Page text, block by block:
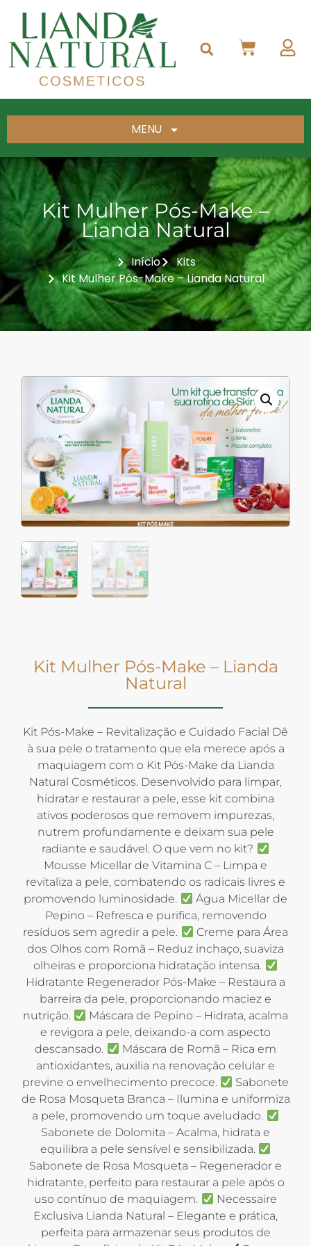
MENU
Kit Mulher Pós-Make –
Lianda Natural
Início
Kits
Kit Mulher Pós-Make – Lianda Natural
Kit Mulher Pós-Make – Lianda
Natural
Kit Pós-Make – Revitalização e Cuidado Facial Dê
à sua pele o tratamento que ela merece após a
maquiagem com o Kit Pós-Make da Lianda
Natural Cosméticos. Desenvolvido para limpar,
hidratar e restaurar a pele, esse kit combina
ativos poderosos que removem impurezas,
nutrem profundamente e deixam sua pele
radiante e saudável. O que vem no kit?
Mousse Micellar de Vitamina C – Limpa e
revitaliza a pele, combatendo os radicais livres e
promovendo luminosidade.
Água Micellar de
Pepino – Refresca e purifica, removendo
resíduos sem agredir a pele.
Creme para Área
dos Olhos com Romã – Reduz inchaço, suaviza
olheiras e proporciona hidratação intensa.
Hidratante Regenerador Pós-Make – Restaura a
barreira da pele, proporcionando maciez e
nutrição.
Máscara de Pepino – Hidrata, acalma
e revigora a pele, deixando-a com aspecto
descansado.
Máscara de Romã – Rica em
antioxidantes, auxilia na renovação celular e
previne o envelhecimento precoce.
Sabonete
de Rosa Mosqueta Branca – Ilumina e uniformiza
a pele, promovendo um toque aveludado.
Sabonete de Dolomita – Acalma, hidrata e
equilibra a pele sensível e sensibilizada.
Sabonete de Rosa Mosqueta – Regenerador e
hidratante, perfeito para restaurar a pele após o
uso contínuo de maquiagem.
Necessaire
Exclusiva Lianda Natural – Elegante e prática,
perfeita para armazenar seus produtos de